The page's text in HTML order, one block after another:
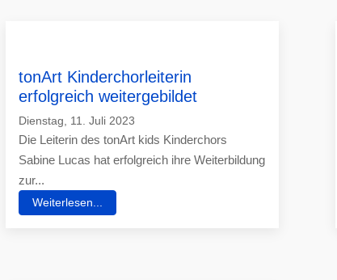
tonArt Kinderchorleiterin
erfolgreich weitergebildet
Dienstag, 11. Juli 2023
Die Leiterin des tonArt kids Kinderchors
Sabine Lucas hat erfolgreich ihre Weiterbildung
zur...
Weiterlesen...